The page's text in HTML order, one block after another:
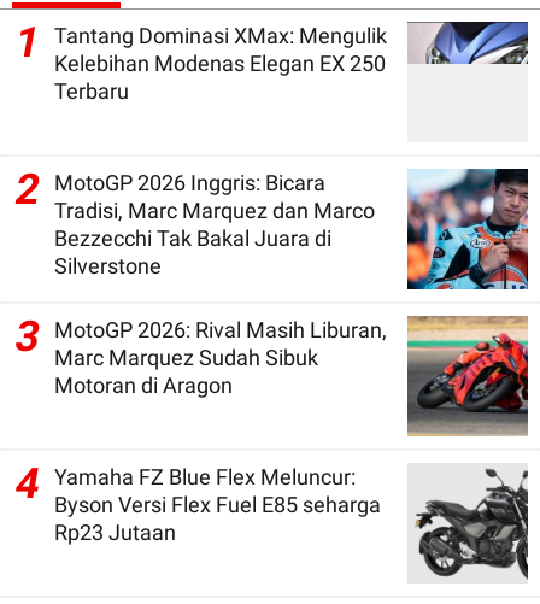
1
Tantang Dominasi XMax: Mengulik
Kelebihan Modenas Elegan EX 250
Terbaru
2
MotoGP 2026 Inggris: Bicara
Tradisi, Marc Marquez dan Marco
Bezzecchi Tak Bakal Juara di
Silverstone
3
MotoGP 2026: Rival Masih Liburan,
Marc Marquez Sudah Sibuk
Motoran di Aragon
4
Yamaha FZ Blue Flex Meluncur:
Byson Versi Flex Fuel E85 seharga
Rp23 Jutaan